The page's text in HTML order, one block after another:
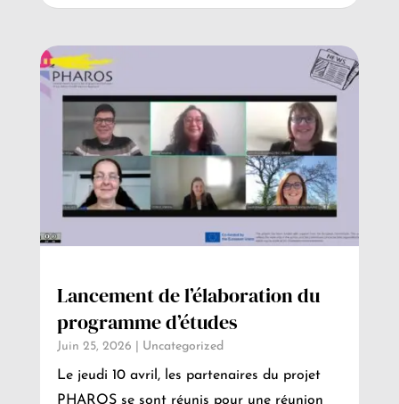
Lancement de l’élaboration du
programme d’études
Juin 25, 2026 Uncategorized
Le jeudi 10 avril, les partenaires du projet
PHAROS se sont réunis pour une réunion